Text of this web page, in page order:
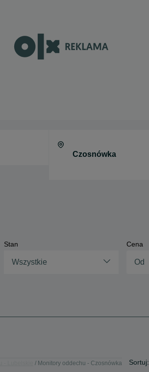
Stan
Wszystkie
Cena
Monitory oddechu - Czosnówka Sortuj: